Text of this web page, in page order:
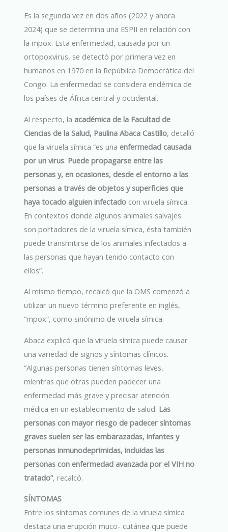
Es la segunda vez en dos años (2022 y ahora
2024) que se determina una ESPII en relación con
la mpox. Esta enfermedad, causada por un
ortopoxvirus, se detectó por primera vez en
humanos en 1970 en la República Democrática del
Congo. La enfermedad se considera endémica de
los países de África central y occidental.
Al respecto, la académica de la Facultad de
Ciencias de la Salud, Paulina Abaca Castillo, detalló
que la viruela símica “es una enfermedad causada
por un virus. Puede propagarse entre las
personas y, en ocasiones, desde el entorno a las
personas a través de objetos y superficies que
haya tocado alguien infectado con viruela símica.
En contextos donde algunos animales salvajes
son portadores de la viruela símica, ésta también
puede transmitirse de los animales infectados a
las personas que hayan tenido contacto con
ellos”.
Al mismo tiempo, recalcó que la OMS comenzó a
utilizar un nuevo término preferente en inglés,
“mpox”, como sinónimo de viruela símica.
Abaca explicó que la viruela símica puede causar
una variedad de signos y síntomas clínicos.
“Algunas personas tienen síntomas leves,
mientras que otras pueden padecer una
enfermedad más grave y precisar atención
médica en un establecimiento de salud. Las
personas con mayor riesgo de padecer síntomas
graves suelen ser las embarazadas, infantes y
personas inmunodeprimidas, incluidas las
personas con enfermedad avanzada por el VIH no
tratado”, recalcó.
SÍNTOMAS
Entre los síntomas comunes de la viruela símica
destaca una erupción muco- cutánea que puede